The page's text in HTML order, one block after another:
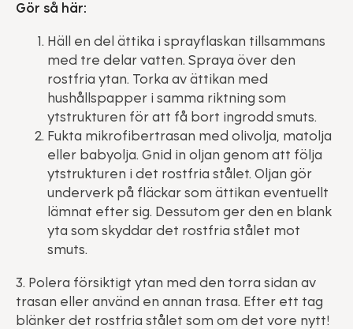
Gör så här:
Häll en del ättika i sprayflaskan tillsammans
med tre delar vatten. Spraya över den
rostfria ytan. Torka av ättikan med
hushållspapper i samma riktning som
ytstrukturen för att få bort ingrodd smuts.
Fukta mikrofibertrasan med olivolja, matolja
eller babyolja. Gnid in oljan genom att följa
ytstrukturen i det rostfria stålet. Oljan gör
underverk på fläckar som ättikan eventuellt
lämnat efter sig. Dessutom ger den en blank
yta som skyddar det rostfria stålet mot
smuts.
3. Polera försiktigt ytan med den torra sidan av
trasan eller använd en annan trasa. Efter ett tag
blänker det rostfria stålet som om det vore nytt!